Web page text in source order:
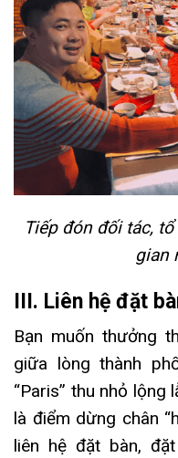
Tiếp đón đối tác,
gian
III. Liên hệ đặt
Bạn muốn thưởng
giữa lòng thành
“Paris” thu nhỏ lộng
là điểm dừng chân
liên hệ đặt bàn,